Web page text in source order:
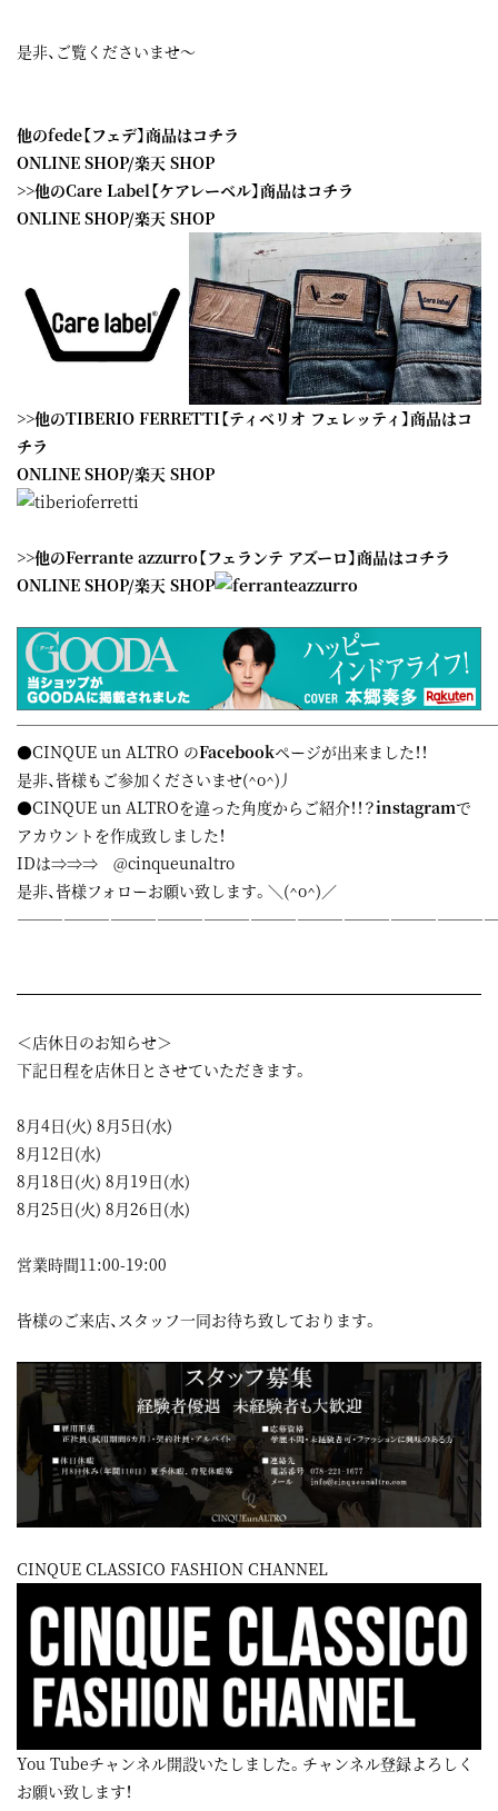
是非、ご覧くださいませ～
他のfede【フェデ】商品はコチラ
ONLINE SHOP/楽天 SHOP
>>他のCare Label【ケアレーベル】商品はコチラ
ONLINE SHOP/楽天 SHOP
>>他のTIBERIO FERRETTI【ティベリオ フェレッティ】商品はコ
チラ
ONLINE SHOP/楽天 SHOP
>>他のFerrante azzurro【フェランテ アズーロ】商品はコチラ
ONLINE SHOP/楽天 SHOP
●CINQUE un ALTRO のFacebookページが出来ました！！
是非、皆様もご参加くださいませ(^o^)丿
●CINQUE un ALTROを違った角度からご紹介！！？instagramで
アカウントを作成致しました！
IDは⇒⇒⇒ @cinqueunaltro
是非、皆様フォローお願い致します。＼(^o^)／
＜店休日のお知らせ＞
下記日程を店休日とさせていただきます。
8月4日(火) 8月5日(水)
8月12日(水)
8月18日(火) 8月19日(水)
8月25日(火) 8月26日(水)
営業時間11:00-19:00
皆様のご来店、スタッフ一同お待ち致しております。
CINQUE CLASSICO FASHION CHANNEL
You Tubeチャンネル開設いたしました。チャンネル登録よろしく
お願い致します！